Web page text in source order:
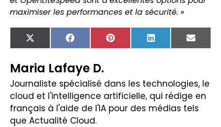
maximiser les performances et la sécurité. »
X
(Twitter)
FacebookPinterest LinkedIn Email
Maria Lafaye D.
Journaliste spécialisé dans les technologies, le
cloud et l'intelligence artificielle, qui rédige en
français à l'aide de l'IA pour des médias tels
que Actualité Cloud.